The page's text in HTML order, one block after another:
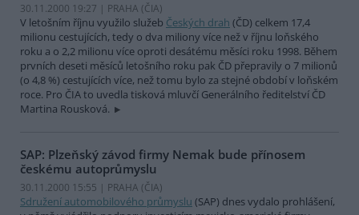
30.11.2000 19:27 | PRAHA (ČIA)
V letošním říjnu využilo služeb Českých drah (ČD) celkem 17,4
milionu cestujících, tedy o dva miliony více než v říjnu loňského
roku a o 2,2 milionu více oproti desátému měsíci roku 1998. Během
prvních deseti měsíců letošního roku pak ČD přepravily o 7 milionů
(o 4,8 %) cestujících více, než tomu bylo za stejné období v loňském
roce. Pro ČIA to uvedla tisková mluvčí Generálního ředitelství ČD
Martina Rousková.
SAP: Plzeňský závod firmy Nemak bude přínosem
českému autoprůmyslu
30.11.2000 15:55 | PRAHA (ČIA)
Sdružení automobilového průmyslu (SAP) dnes vydalo prohlášení,